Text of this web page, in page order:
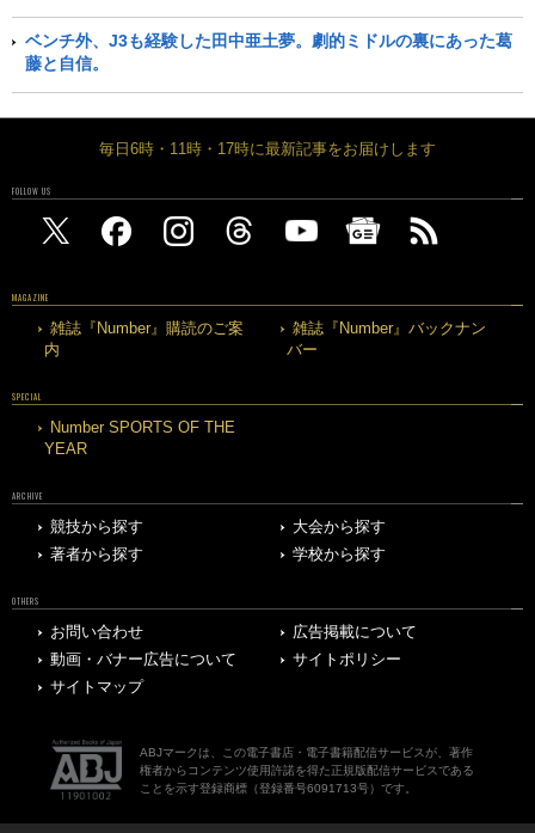
ベンチ外、J3も経験した田中亜土夢。劇的ミドルの裏にあった葛
藤と自信。
毎日6時・11時・17時に最新記事をお届けします
FOLLOW US
MAGAZINE
雑誌『Number』購読のご案
内
雑誌『Number』バックナン
バー
SPECIAL
Number SPORTS OF THE
YEAR
ARCHIVE
競技から探す
大会から探す
著者から探す
学校から探す
OTHERS
お問い合わせ
広告掲載について
動画・バナー広告について
サイトポリシー
サイトマップ
ABJマークは、この電子書店・電子書籍配信サービスが、著作
権者からコンテンツ使用許諾を得た正規版配信サービスである
ことを示す登録商標（登録番号6091713号）です。